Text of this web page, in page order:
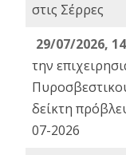
στις Σέρρες
29/07/2026,
την
δείκτη
07-2026